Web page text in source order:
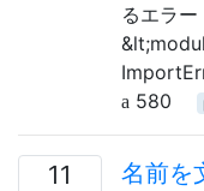
るエラ
580
11
名前を